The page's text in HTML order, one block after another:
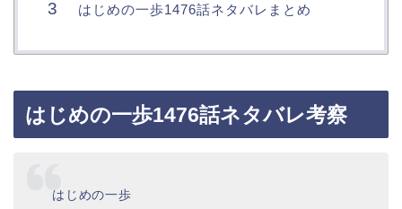
はじめの一歩1476話ネタバレまとめ
はじめの一歩1476話ネタバレ考察
はじめの一歩